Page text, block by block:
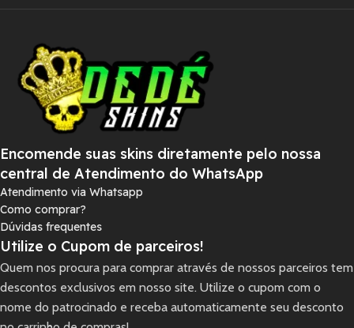
Encomende suas skins diretamente pelo nossa
central de Atendimento do WhatsApp
Atendimento via Whatsapp
Como comprar?
Dúvidas frequentes
Utilize o Cupom de parceiros!
Quem nos procura para comprar através de nossos parceiros tem
descontos exclusivos em nosso site. Utilize o cupom com o
nome do patrocinado e receba automaticamente seu desconto